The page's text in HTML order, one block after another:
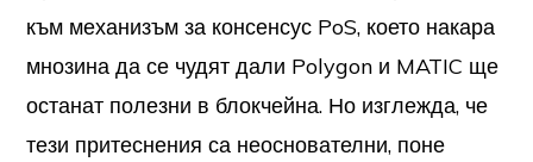
към механизъм за консенсус PoS, което накара
мнозина да се чудят дали Polygon и MATIC ще
останат полезни в блокчейна. Но изглежда, че
тези притеснения са неоснователни, поне